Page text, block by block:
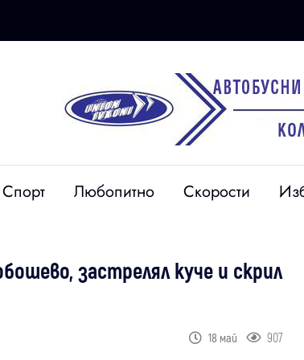
Спорт Любопитно Скорости
застрелял куче и скрил
18 май 907